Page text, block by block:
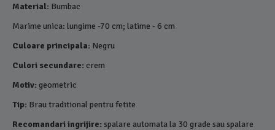
Material: Bumbac
Marime unica: lungime -70 cm; latime - 6 cm
Culoare principala: Negru
Culori secundare:crem
Motiv:geometric
Tip: Brau traditional pentru fetite
Recomandari ingrijire: spalare automata la 30 grade sau spalare